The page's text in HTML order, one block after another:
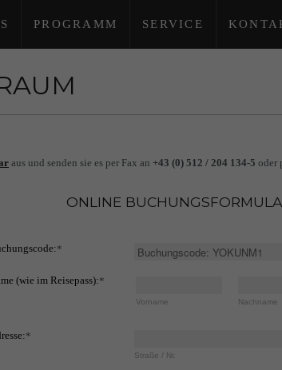
PROGRAMM SERVICE
aus und senden sie es per Fax an +43 (0) 512 / 204 134-5 oder
ONLINE
*
(wie im Reisepass):*
Vorname Nachname
*
Straße / Nr.